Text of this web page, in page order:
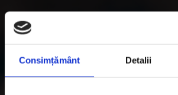
Consimțământ Detalii
DIFERENȚIALE BLOCABILE